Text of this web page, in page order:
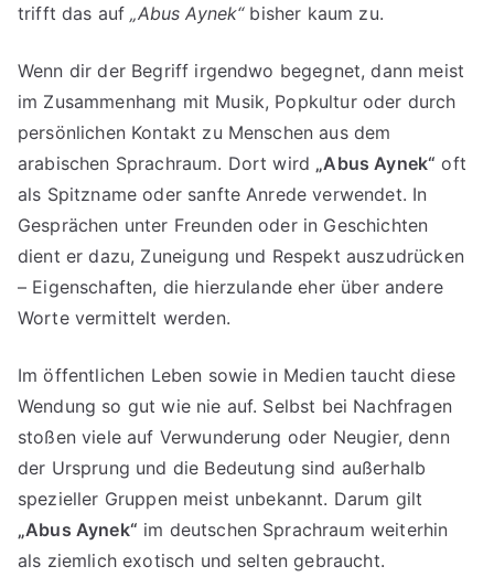
trifft das auf„Abus Aynek“bisher kaum zu.
Wenn dir der Begriff irgendwo begegnet, dann meist
im Zusammenhang mit Musik, Popkultur oder durch
persönlichen Kontakt zu Menschen aus dem
arabischen Sprachraum. Dort wird „Abus Aynek“ oft
als Spitzname oder sanfte Anrede verwendet. In
Gesprächen unter Freunden oder in Geschichten
dient er dazu, Zuneigung und Respekt auszudrücken
– Eigenschaften, die hierzulande eher über andere
Worte vermittelt werden.
Im öffentlichen Leben sowie in Medien taucht diese
Wendung so gut wie nie auf. Selbst bei Nachfragen
stoßen viele auf Verwunderung oder Neugier, denn
der Ursprung und die Bedeutung sind außerhalb
spezieller Gruppen meist unbekannt. Darum gilt
„Abus Aynek“ im deutschen Sprachraum weiterhin
als ziemlich exotisch und selten gebraucht.